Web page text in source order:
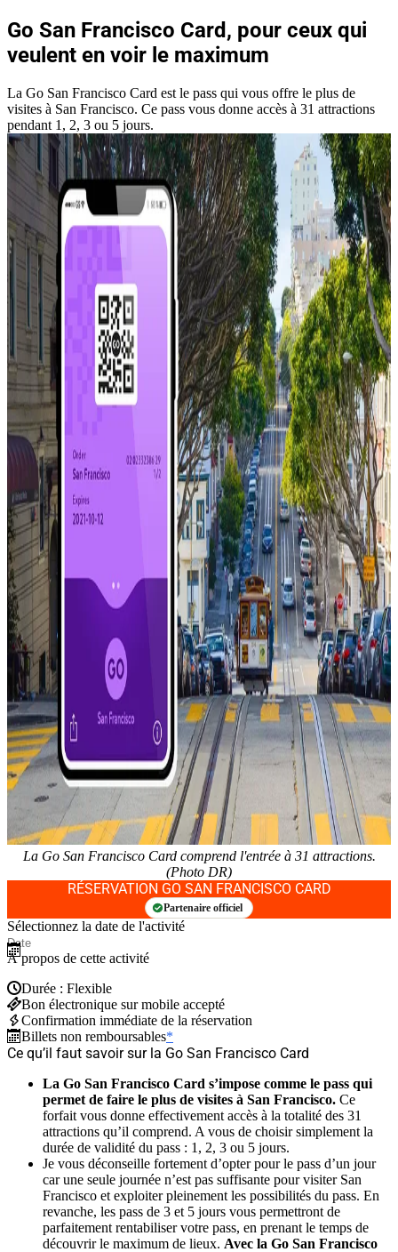
Go San Francisco Card, pour ceux qui
veulent en voir le maximum
La Go San Francisco Card est le pass qui vous offre le plus de
visites à San Francisco. Ce pass vous donne accès à 31 attractions
pendant 1, 2, 3 ou 5 jours.
La Go San Francisco Card comprend l'entrée à 31 attractions.
(Photo DR)
RÉSERVATION GO SAN FRANCISCO CARD
Partenaire officiel
Sélectionnez la date de l'activité
À propos de cette activité
Durée : Flexible
Bon électronique sur mobile accepté
Confirmation immédiate de la réservation
Billets non remboursables*
Ce qu’il faut savoir sur la Go San Francisco Card
La Go San Francisco Card s’impose comme le pass qui
permet de faire le plus de visites à San Francisco. Ce
forfait vous donne effectivement accès à la totalité des 31
attractions qu’il comprend. A vous de choisir simplement la
durée de validité du pass : 1, 2, 3 ou 5 jours.
Je vous déconseille fortement d’opter pour le pass d’un jour
car une seule journée n’est pas suffisante pour visiter San
Francisco et exploiter pleinement les possibilités du pass. En
revanche, les pass de 3 et 5 jours vous permettront de
parfaitement rentabiliser votre pass, en prenant le temps de
découvrir le maximum de lieux. Avec la Go San Francisco